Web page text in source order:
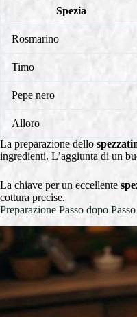
Spezia
Rosmarino
Timo
Pepe nero
Alloro
La preparazione dello
ingredienti. L’aggiunta di un
La chiave per un eccellente
cottura precise.
Preparazione Passo dopo